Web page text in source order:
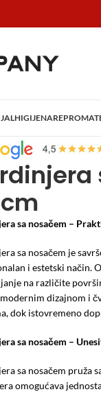
HIGIJENA
/Vrtni program /
sa nosačem –
sa nosačem je
i estetski način.
na različite
dizajnom i
dok istovremeno
sa nosačem –
sa nosačem pruža
omogućava